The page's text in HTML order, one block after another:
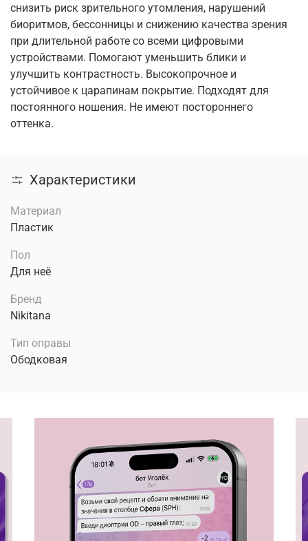
снизить риск зрительного утомления, нарушений
биоритмов, бессонницы и снижению качества зрения
при длительной работе со всеми цифровыми
устройствами. Помогают уменьшить блики и
улучшить контрастность. Высокопрочное и
устойчивое к царапинам покрытие. Подходят для
постоянного ношения. Не имеют постороннего
оттенка.
Характеристики
Материал
Пластик
Пол
Для неё
Бренд
Nikitana
Тип оправы
Ободковая